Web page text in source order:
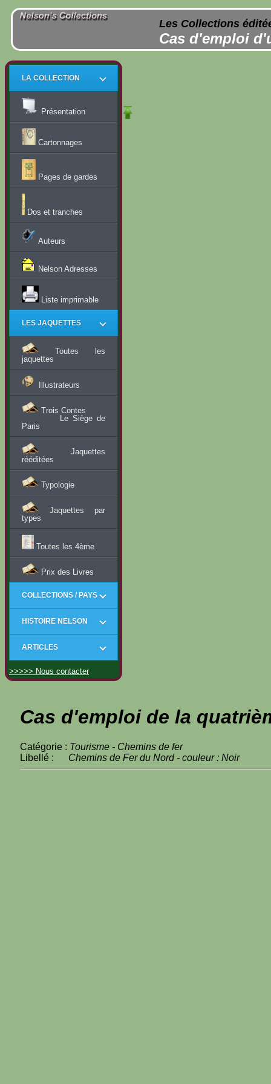
Les Collections
Cas d'emploi
LA COLLECTION
Présentation
Cartonnages
Pages de gardes
Dos et tranches
Auteurs
Nelson Adresses
Liste imprimable
LES JAQUETTES
Toutes les
jaquettes
Illustrateurs
Trois Contes
Le Siège de
Paris
Jaquettes
rééditées
Typologie
Jaquettes par
types
Toutes les 4ème
Prix des Livres
COLLECTIONS / PAYS
HISTOIRE NELSON
ARTICLES
>>>>> Nous contacter
Cas d'emploi de la
Catégorie : Tourisme - Chemins de fer
Libellé : Chemins de Fer du Nord - couleur : Noir